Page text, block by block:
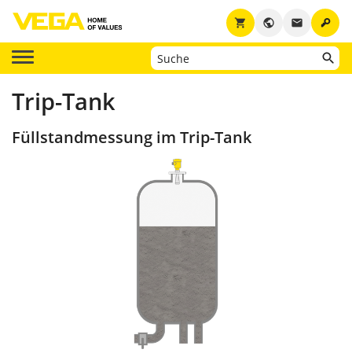
key
email
public
shopping_cart
Trip-Tank
Füllstandmessung im Trip-Tank